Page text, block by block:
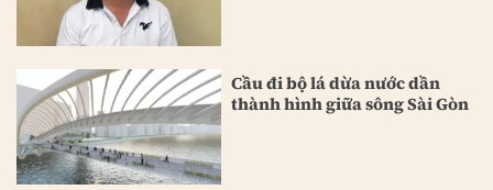
Cầu đi bộ lá dừa nước dần
thành hình giữa sông Sài Gòn